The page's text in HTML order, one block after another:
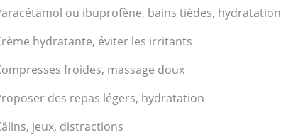
ou ibuprofène, bains tièdes, hydratation
hydratante, éviter les irritants
froides, massage doux
des repas légers, hydratation
jeux, distractions